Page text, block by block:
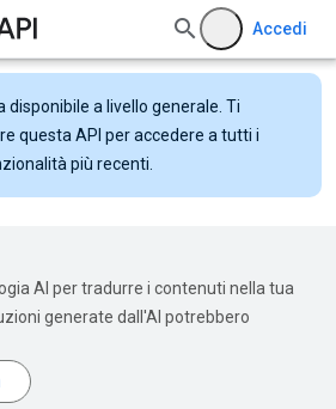
Accedi
disponibile a livello generale. Ti
questa API per accedere a tutti i
più recenti.
AI per tradurre i contenuti nella tua
generate dall'AI potrebbero